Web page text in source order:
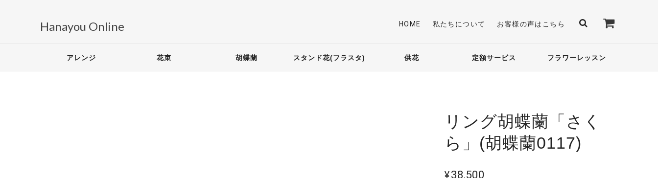
Hanayou Online HOME 私たちについて お客様の声はこちら
アレンジ 花束 胡蝶蘭 スタンド花(フラスタ) 供花 定額サービス フラワーレッスン
リング胡蝶蘭「さく
ら」(胡蝶蘭0117)
¥38,500